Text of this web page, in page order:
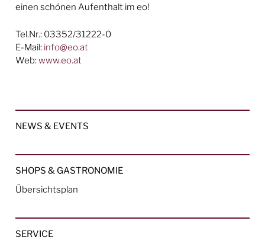
einen schönen Aufenthalt im eo!
Tel.Nr.: 03352/31222-0
E-Mail: info@eo.at
Web:www.eo.at
NEWS & EVENTS
SHOPS & GASTRONOMIE
Übersichtsplan
SERVICE